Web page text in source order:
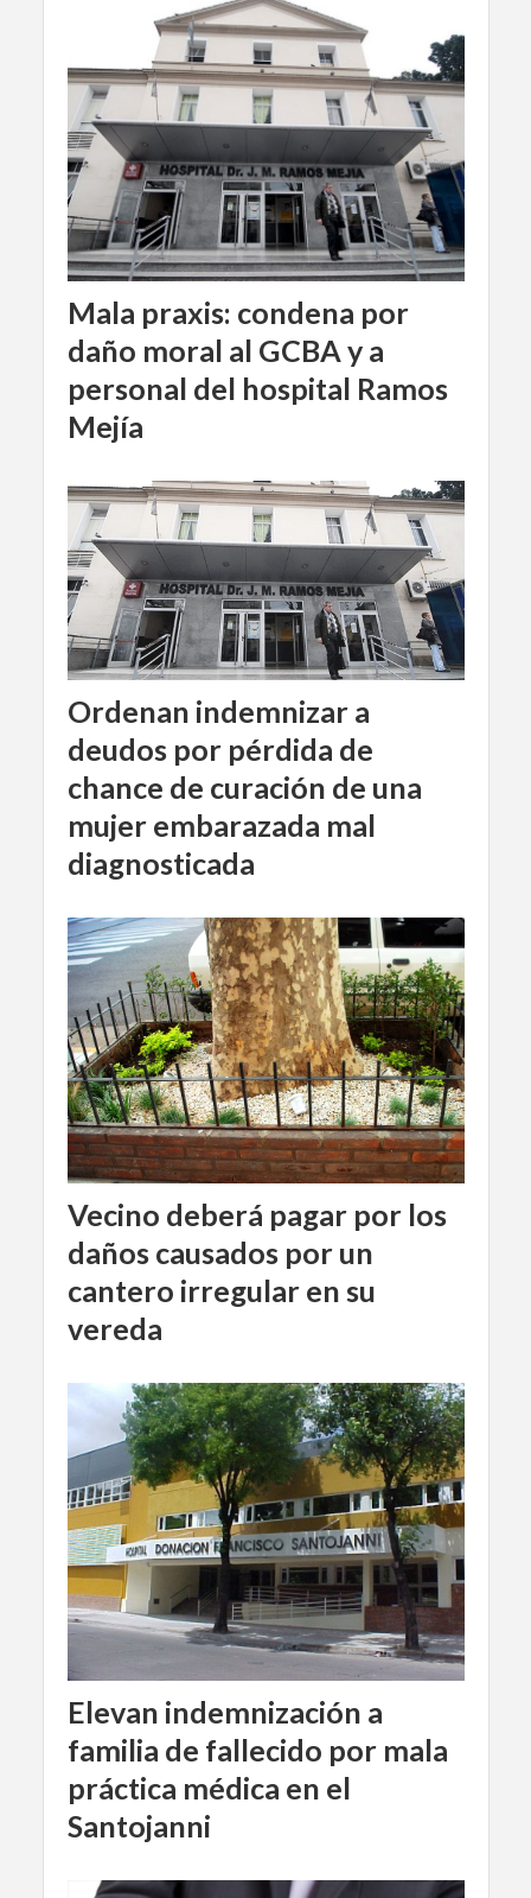
Mala praxis: condena por
daño moral al GCBA y a
personal del hospital Ramos
Mejía
Ordenan indemnizar a
deudos por pérdida de
chance de curación de una
mujer embarazada mal
diagnosticada
Vecino deberá pagar por los
daños causados por un
cantero irregular en su
vereda
Elevan indemnización a
familia de fallecido por mala
práctica médica en el
Santojanni